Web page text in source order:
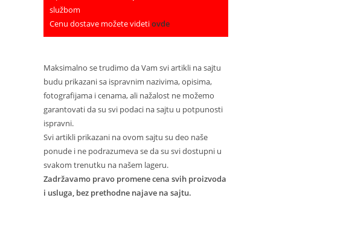
službom
Cenu dostave možete videtiovde
Maksimalno se trudimo da Vam svi artikli na sajtu
budu prikazani sa ispravnim nazivima, opisima,
fotografijama i cenama, ali nažalost ne možemo
garantovati da su svi podaci na sajtu u potpunosti
ispravni.
Svi artikli prikazani na ovom sajtu su deo naše
ponude i ne podrazumeva se da su svi dostupni u
svakom trenutku na našem lageru.
Zadržavamo pravo promene cena svih proizvoda
i usluga, bez prethodne najave na sajtu.